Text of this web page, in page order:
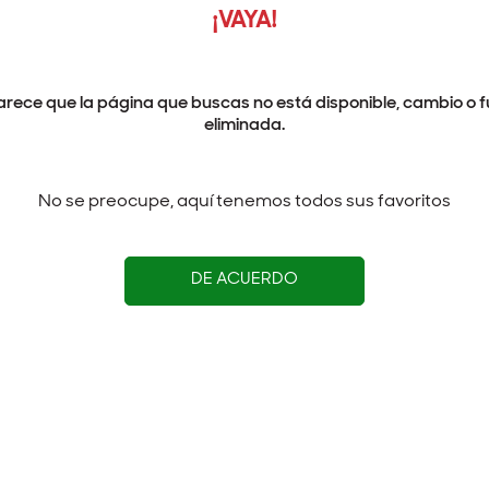
¡VAYA!
que la página que buscas no está disponible, cambio o
eliminada.
No se preocupe, aquí tenemos todos sus favoritos
DE ACUERDO